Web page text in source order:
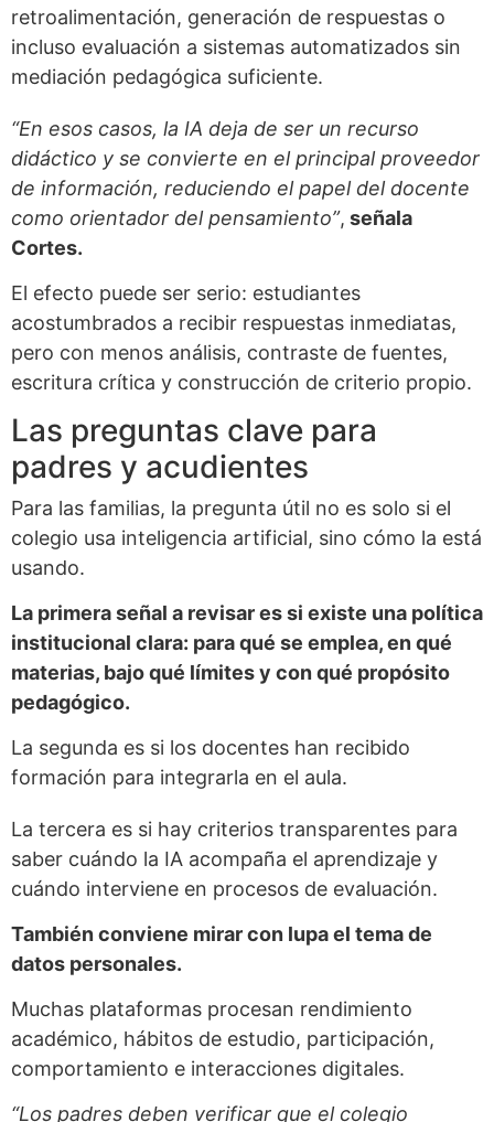
retroalimentación, generación de respuestas o
incluso evaluación a sistemas automatizados sin
mediación pedagógica suficiente.
“En esos casos, la IA deja de ser un recurso
didáctico y se convierte en el principal proveedor
de información, reduciendo el papel del docente
como orientador del pensamiento”, señala
Cortes.
El efecto puede ser serio: estudiantes
acostumbrados a recibir respuestas inmediatas,
pero con menos análisis, contraste de fuentes,
escritura crítica y construcción de criterio propio.
Las preguntas clave para
padres y acudientes
Para las familias, la pregunta útil no es solo si el
colegio usa inteligencia artificial, sino cómo la está
usando.
La primera señal a revisar es si existe una política
institucional clara: para qué se emplea, en qué
materias, bajo qué límites y con qué propósito
pedagógico.
La segunda es si los docentes han recibido
formación para integrarla en el aula.
La tercera es si hay criterios transparentes para
saber cuándo la IA acompaña el aprendizaje y
cuándo interviene en procesos de evaluación.
También conviene mirar con lupa el tema de
datos personales.
Muchas plataformas procesan rendimiento
académico, hábitos de estudio, participación,
comportamiento e interacciones digitales.
“Los padres deben verificar que el colegio